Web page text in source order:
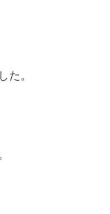
た。